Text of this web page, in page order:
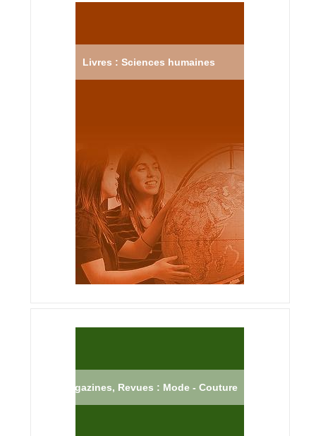
Livres : Sciences humaines
Magazines, Revues : Mode - Couture